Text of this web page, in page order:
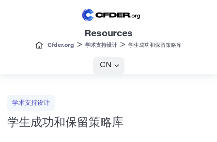
Resources
Cfder.org > 学术支持设计 > 学生成功和保留策略库
CN
学术支持设计
学生成功和保留策略库